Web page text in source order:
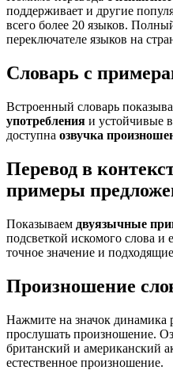
поддерживает и другие
всего более 20 языков.
переключателе языков на
Словарь с
Встроенный словарь
употребления и устойчивые
доступна озвучка
Перевод в
примеры
Показываем двуязычные
подсветкой искомого слова
точное значение и
Произношение
Нажмите на значок динамика
прослушать произношение.
британский и американский
естественное произношение.